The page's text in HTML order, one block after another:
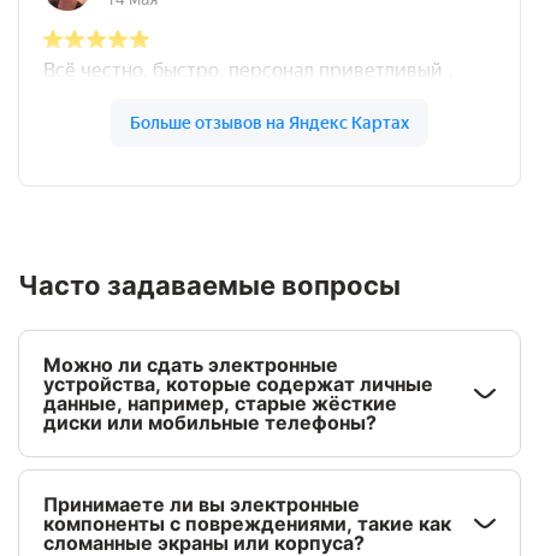
Часто задаваемые вопросы
Можно ли сдать электронные
устройства, которые содержат личные
данные, например, старые жёсткие
диски или мобильные телефоны?
Принимаете ли вы электронные
компоненты с повреждениями, такие как
сломанные экраны или корпуса?